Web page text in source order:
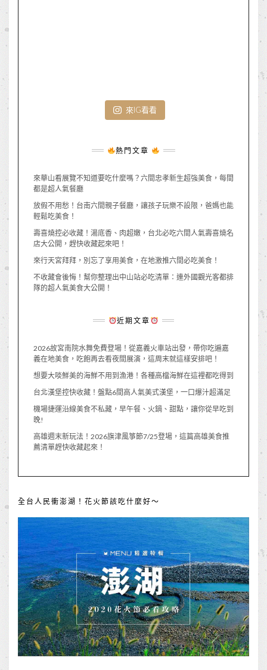
來IG看看
熱門文章
來華山看展覽不知道要吃什麼嗎？六間忠孝新生超強美食，每間
都是超人氣餐廳
放假不用愁！台南六間親子餐廳，讓孩子玩樂不設限，爸媽也能
輕鬆吃美食！
壽喜燒控必收藏！湯底香、肉超嫩，台北必吃六間人氣壽喜燒名
店大公開，趕快收藏起來吧！
來行天宮拜拜，別忘了享用美食，在地激推六間必吃美食！
不收藏會後悔！幫你整理出中山站必吃清單：連外國觀光客都排
隊的超人氣美食大公開！
近期文章
2026故宮南院水舞免費登場！從嘉義火車站出發，帶你吃遍嘉
義在地美食，吃飽再去看夜間展演，這周末就這樣安排吧！
想要大啖鮮美的海鮮不用到漁港！各種高檔海鮮在這裡都吃得到
台北漢堡控快收藏！盤點6間高人氣美式漢堡，一口爆汁超滿足
機場捷運沿線美食不私藏，早午餐、火鍋、甜點，讓你從早吃到
晚!
高雄週末新玩法！2026旗津風箏節7/25登場，這篇高雄美食推
薦清單趕快收藏起來！
全台人民衝澎湖！花火節該吃什麼好～